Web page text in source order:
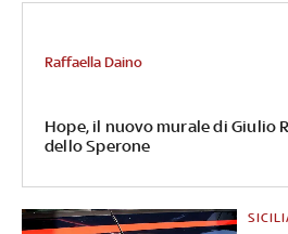
Hope, il nuovo murale di Giulio
dello Sperone
Raffaella Daino